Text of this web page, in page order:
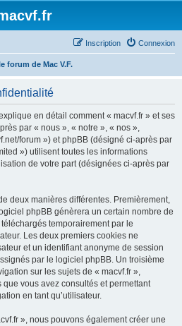
Connexion
Inscription
forum de Mac V.F.
en détail comment « macvf.fr » et ses
par « nous », « notre », « nos »,
forum ») et phpBB (désigné ci-après par
») utilisent toutes les informations
de votre part (désignées ci-après par
deux manières différentes. Premièrement,
phpBB génèrera un certain nombre de
temporairement par le
Les deux premiers cookies ne
et un identifiant anonyme de session
par le logiciel phpBB. Un troisième
sur les sujets de « macvf.fr »,
vous avez consultés et permettant
en tant qu’utilisateur.
», nous pouvons également créer une